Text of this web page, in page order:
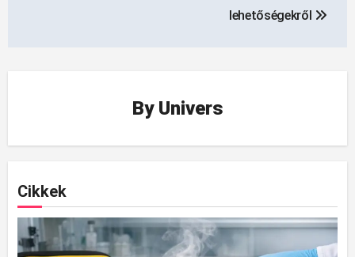
lehetőségekről
By Univers
Cikkek